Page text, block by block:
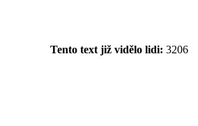
Tento text již vidělo lidi: 3206